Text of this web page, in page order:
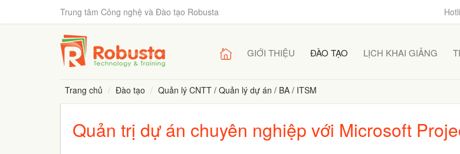
Trung tâm Công nghệ và Đào tạo Robusta
GIỚI THIỆU ĐÀO TẠO LỊCH KHAI GIẢNG
Trang chủ Đào tạo Quản lý CNTT / Quản lý dự án / BA / ITSM
Quản trị dự án chuyên nghiệp với Microsoft